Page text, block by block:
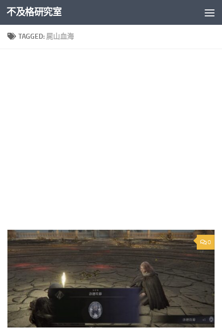
Skip to content
不及格研究室
TAGGED: 屍山血海
0